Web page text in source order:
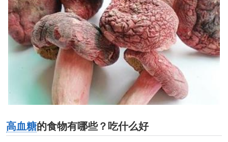
高血糖的食物有哪些？吃什么好